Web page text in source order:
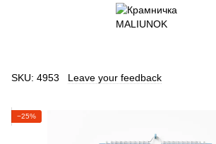
SKU: 4953 Leave your feedback
−25%